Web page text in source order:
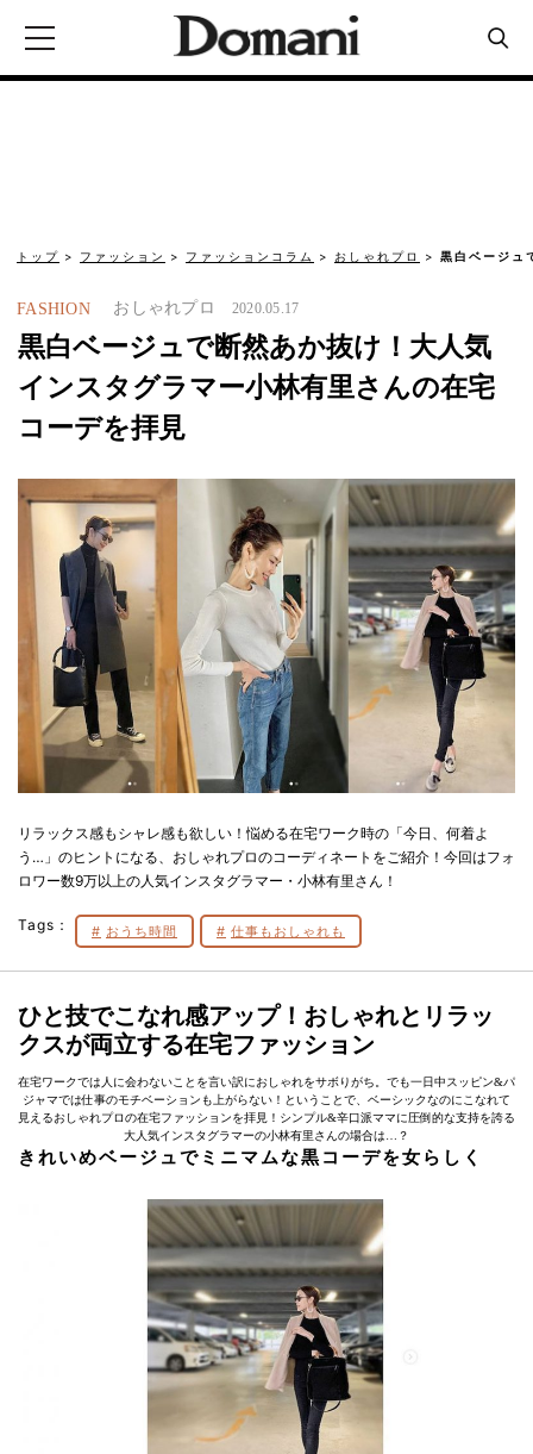
トップ ファッション ファッションコラム おしゃれプロ 黒白ベージュ
FASHION おしゃれプロ 2020.05.17
黒白ベージュで断然あか抜け！大人気
インスタグラマー小林有里さんの在宅
コーデを拝見
リラックス感もシャレ感も欲しい！悩める在宅ワーク時の「今日、何着よ
う…」のヒントになる、おしゃれプロのコーディネートをご紹介！今回はフォ
ロワー数9万以上の人気インスタグラマー・小林有里さん！
Tags： おうち時間 仕事もおしゃれも
ひと技でこなれ感アップ！おしゃれとリラッ
クスが両立する在宅ファッション
在宅ワークでは人に会わないことを言い訳におしゃれをサボりがち。でも一日中スッピン&パ
ジャマでは仕事のモチベーションも上がらない！ということで、ベーシックなのにこなれて
見えるおしゃれプロの在宅ファッションを拝見！シンプル&辛口派ママに圧倒的な支持を誇る
大人気インスタグラマーの小林有里さんの場合は…？
きれいめベージュでミニマムな黒コーデを女らしく